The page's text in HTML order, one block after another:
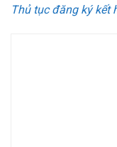
Thủ tục đăng ký kết